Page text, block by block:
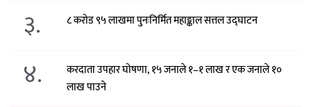
३. ८ करोड ९५ लाखमा पुनःनिर्मित महाङ्काल सत्तल उद्घाटन
४.
करदाता उपहार घोषणा, १५ जनाले १–१ लाख र एक जनाले १०
लाख पाउने